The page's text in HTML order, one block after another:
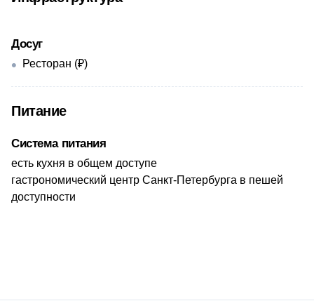
Досуг
Ресторан (₽)
Питание
Система питания
​есть кухня в общем доступе
гастрономический центр Санкт-Петербурга в пешей
доступности